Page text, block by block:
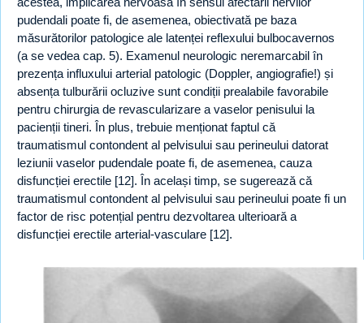
pudendali poate fi, de asemenea, obiectivată pe baza
măsurătorilor patologice ale latenței reflexului bulbocavernos
(a se vedea cap. 5). Examenul neurologic neremarcabil în
prezența influxului arterial patologic (Doppler, angiografie!) și
absența tulburării ocluzive sunt condiții prealabile favorabile
pentru chirurgia de revascularizare a vaselor penisului la
pacienții tineri. În plus, trebuie menționat faptul că
traumatismul contondent al pelvisului sau perineului datorat
leziunii vaselor pudendale poate fi, de asemenea, cauza
disfuncției erectile [12]. În același timp, se sugerează că
traumatismul contondent al pelvisului sau perineului poate fi un
factor de risc potențial pentru dezvoltarea ulterioară a
disfuncției erectile arterial-vasculare [12].